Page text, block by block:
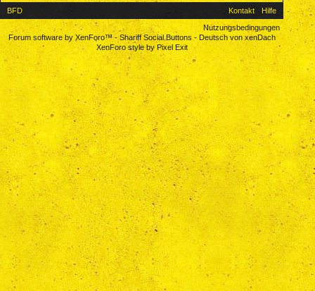
BFD Kontakt
Hilfe
Nutzungsbedingungen
Forum software by XenForo™-Shariff Social Buttons- Deutsch von xenDach
XenForo style by Pixel Exit